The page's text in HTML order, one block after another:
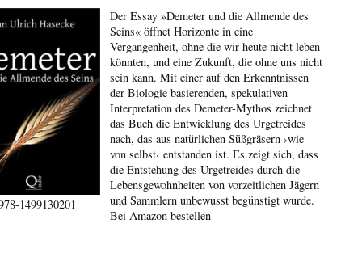
1499130201
Der Essay »Demeter und die Allmende des
Seins« öffnet Horizonte in eine
Vergangenheit, ohne die wir heute nicht leben
könnten, und eine Zukunft, die ohne uns nicht
sein kann. Mit einer auf den Erkenntnissen
der Biologie basierenden, spekulativen
Interpretation des Demeter-Mythos zeichnet
das Buch die Entwicklung des Urgetreides
nach, das aus natürlichen Süßgräsern ›wie
von selbst‹ entstanden ist. Es zeigt sich, dass
die Entstehung des Urgetreides durch die
Lebensgewohnheiten von vorzeitlichen Jägern
und Sammlern unbewusst begünstigt wurde.
Bei Amazon bestellen